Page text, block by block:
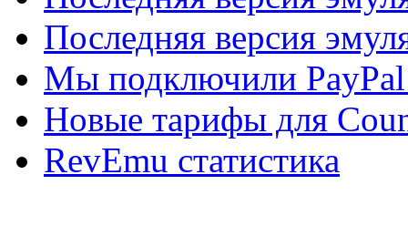
Последняя версия
Мы подключили PayPal
Новые тарифы для
RevEmu статистика